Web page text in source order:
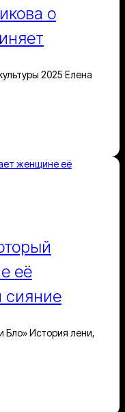
о
2025 Елена
её
сияние
Бло» История лени,